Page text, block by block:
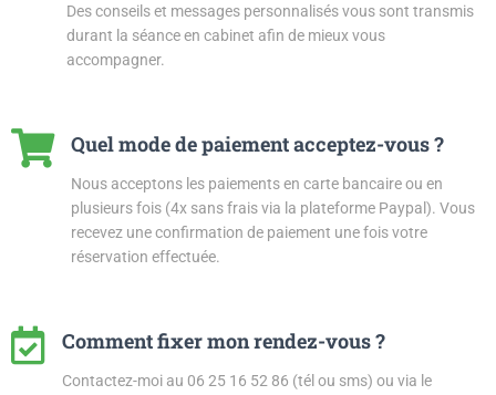
Des conseils et messages personnalisés vous sont transmis
durant la séance en cabinet afin de mieux vous
accompagner.
Quel mode de paiement acceptez-vous ?
Nous acceptons les paiements en carte bancaire ou en
plusieurs fois (4x sans frais via la plateforme Paypal). Vous
recevez une confirmation de paiement une fois votre
réservation effectuée.
Comment fixer mon rendez-vous ?
Contactez-moi au 06 25 16 52 86 (tél ou sms) ou via le